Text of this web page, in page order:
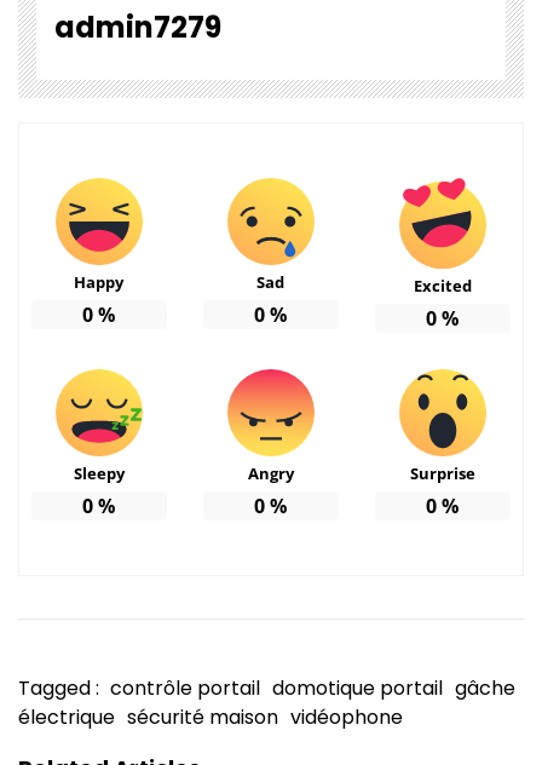
admin7279
Happy
0%
Sad
0%
Excited
0%
Sleepy
0%
Angry
0%
Surprise
0%
Tagged : contrôle portail domotique portail gâche
électrique sécurité maison vidéophone